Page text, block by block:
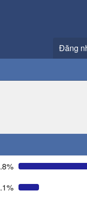
Đăng